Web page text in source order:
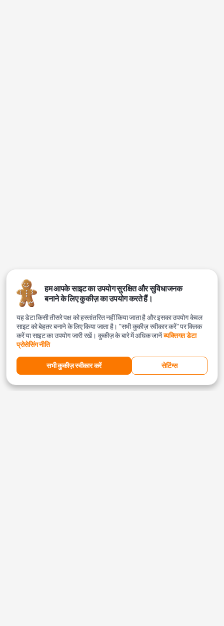
हम आपके साइट का उपयोग सुरक्षित और सुविधाजनक
बनाने के लिए कुकीज़ का उपयोग करते हैं।
यह डेटा किसी तीसरे पक्ष को हस्तांतरित नहीं किया जाता है और इसका उपयोग केवल
साइट को बेहतर बनाने के लिए किया जाता है। "सभी कुकीज़ स्वीकार करें" पर क्लिक
करें या साइट का उपयोग जारी रखें। कुकीज़ के बारे में अधिक जानेंव्यक्तिगत डेटा
प्रोसेसिंग नीति
सभी कुकीज़ स्वीकार करें सेटिंग्स